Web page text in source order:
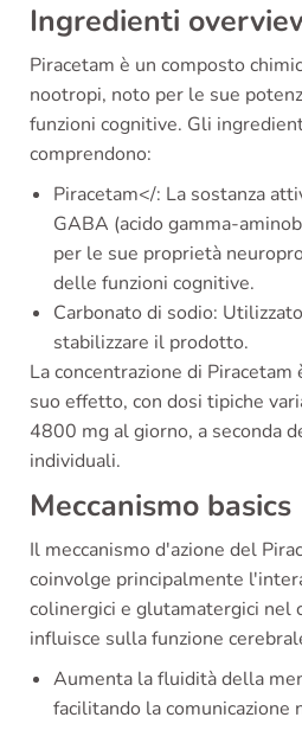
Ingredienti
Piracetam è un composto
nootropi, noto per le sue
funzioni cognitive. Gli
comprendono:
Piracetam</: La sostanza
GABA (acido gamma-
per le sue proprietà
delle funzioni cognitive.
Carbonato di sodio:
stabilizzare il prodotto.
La concentrazione di
suo effetto, con dosi tipiche
4800 mg al giorno, a seconda
individuali.
Meccanismo basics
Il meccanismo d'azione del
coinvolge principalmente
colinergici e glutamatergici nel
influisce sulla funzione
Aumenta la fluidità della
facilitando la comunicazione